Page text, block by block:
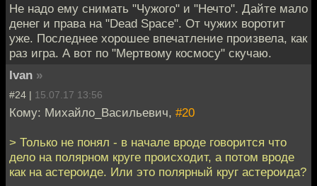
Не надо ему снимать "Чужого" и "Нечто". Дайте мало
денег и права на "Dead Space". От чужих воротит
уже. Последнее хорошее впечатление произвела, как
раз игра. А вот по "Мертвому космосу" скучаю.
Ivan »
#24 | 15.07.17 13:56
Кому: Михайло_Васильевич, #20
> Только не понял - в начале вроде говорится что
дело на полярном круге происходит, а потом вроде
как на астероиде. Или это полярный круг астероида?